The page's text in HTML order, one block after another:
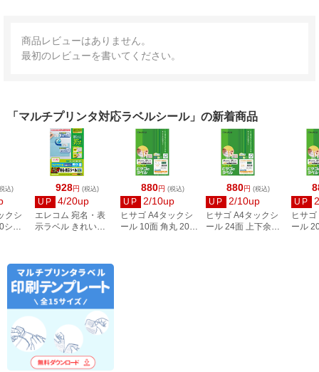
商品レビューはありません。
最初のレビューを書いてください。
「マルチプリンタ対応ラベルシール」の新着商品
928円 (税込)
UP 4/20up
エレコム 宛名・表
示ラベル きれい貼
880円 (税込)
UP 2/10up
ヒサゴ A4タックシ
ール 10面 角丸 20シ
880円 (税込)
UP 2/10up
ヒサゴ A4タックシ
ール 24面 上下余白
UP
ヒサ
ール
込)
クシ
シー